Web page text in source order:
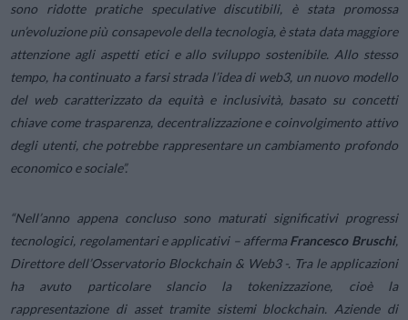
sono ridotte pratiche speculative discutibili, è stata promossa
un’evoluzione più consapevole della tecnologia, è stata data maggiore
attenzione agli aspetti etici e allo sviluppo sostenibile. Allo stesso
tempo, ha continuato a farsi strada l’idea di web3, un nuovo modello
del web caratterizzato da equità e inclusività, basato su concetti
chiave come trasparenza, decentralizzazione e coinvolgimento attivo
degli utenti, che potrebbe rappresentare un cambiamento profondo
economico e sociale”.
“Nell’anno appena concluso sono maturati significativi progressi
tecnologici, regolamentari e applicativi– affermaFrancesco Bruschi,
Direttore dell’Osservatorio Blockchain & Web3 -. Tra le applicazioni
ha avuto particolare slancio la tokenizzazione, cioè la
rappresentazione di asset tramite sistemi blockchain. Aziende di